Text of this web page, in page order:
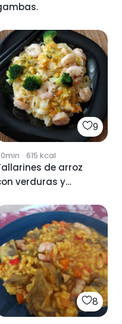
9
· 615 kcal
de arroz
verduras y
8